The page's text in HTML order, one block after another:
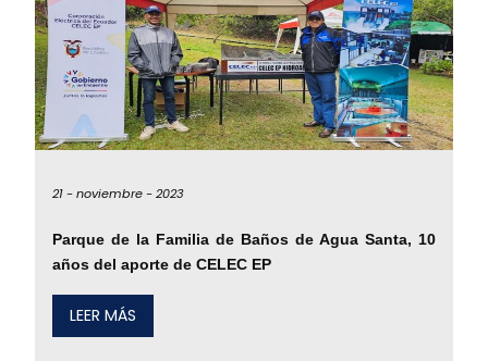
21 -noviembre -2023
Parque de la Familia de Baños de Agua Santa, 10
años del aporte de CELEC EP
LEER MÁS